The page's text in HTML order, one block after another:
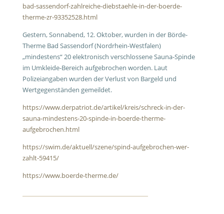
bad-sassendorf-zahlreiche-diebstaehle-in-der-boerde-
therme-zr-93352528.html
Gestern, Sonnabend, 12. Oktober, wurden in der Börde-
Therme Bad Sassendorf (Nordrhein-Westfalen)
„mindestens“ 20 elektronisch verschlossene Sauna-Spinde
im Umkleide-Bereich aufgebrochen worden. Laut
Polizeiangaben wurden der Verlust von Bargeld und
Wertgegenständen gemeildet.
https://www.derpatriot.de/artikel/kreis/schreck-in-der-
sauna-mindestens-20-spinde-in-boerde-therme-
aufgebrochen.html
https://swim.de/aktuell/szene/spind-aufgebrochen-wer-
zahlt-59415/
https://www.boerde-therme.de/